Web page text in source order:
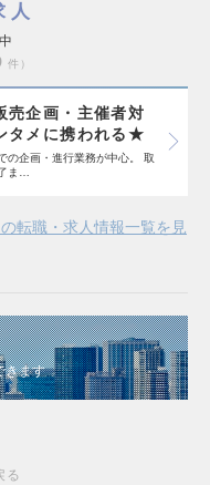
人
件
売企画・主催者対
タメに携われる★
の企画・進行業務が中心。 取
ま…
転職・求人情報一覧を見
きます
る